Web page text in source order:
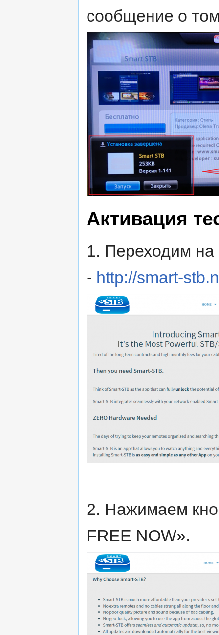
сообщение о
Активация
1. Переходим на
- http://smart-
2. Нажимаем
FREE NOW».